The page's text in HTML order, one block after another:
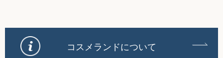
コスメランドについて